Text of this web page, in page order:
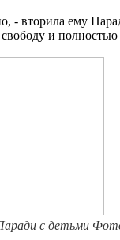
- вторила ему
и полностью
с детьми